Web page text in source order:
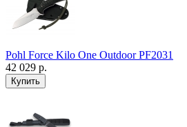
Pohl Force Kilo One Outdoor PF2031
42 029 р.